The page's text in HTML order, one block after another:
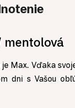
mentolová
Max. Vďaka
dni s Vašou